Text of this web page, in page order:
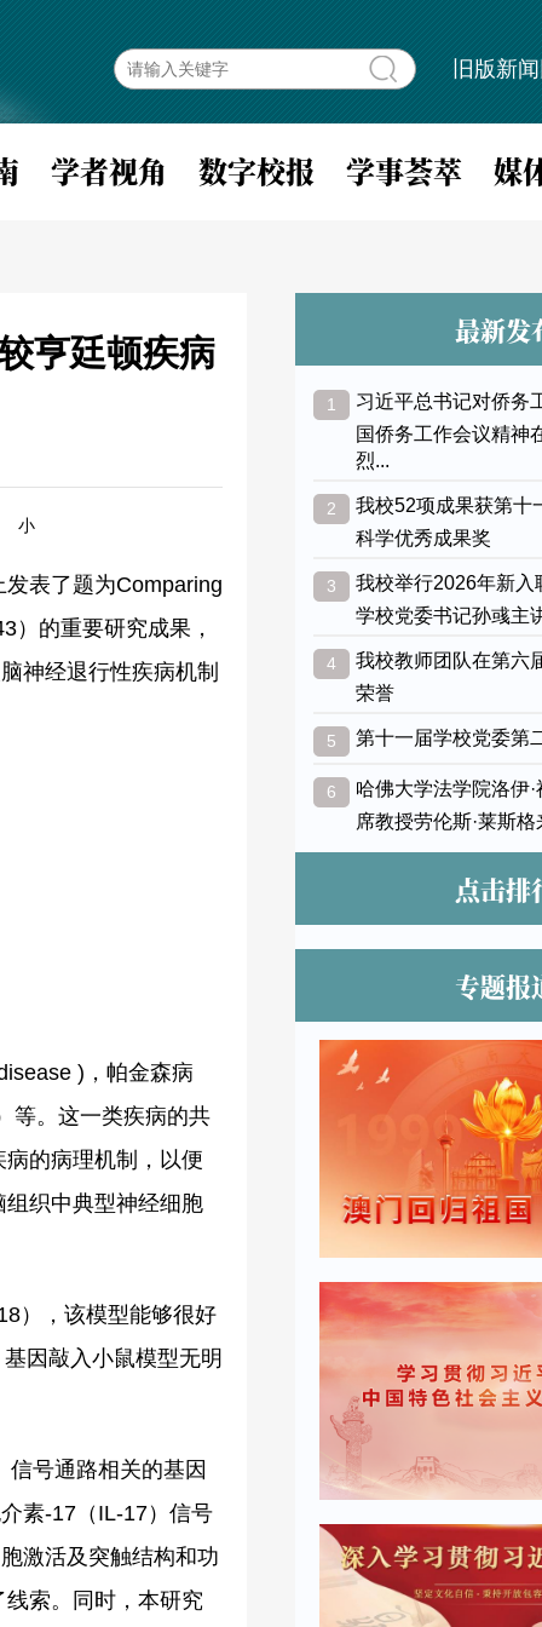
旧版新
学者视角 数字校报 学事荟萃 媒
亨廷顿疾病
小
表了题为Comparing
）的重要研究成果，
神经退行性疾病机制
)，帕金森病
等。这一类疾病的共
的病理机制，以便
织中典型神经细胞
），该模型能够很好
因敲入小鼠模型无明
号通路相关的基因
素-17（IL-17）信号
激活及突触结构和功
索。同时，本研究
最新发
1 习近平总书记对侨务
国侨务工作会议精神
烈...
2 我校52项成果获第十
科学优秀成果奖
3 我校举行2026年新入
学校党委书记孙彧主
4 我校教师团队在第六
荣誉
5 第十一届学校党委第
6 哈佛大学法学院洛伊
席教授劳伦斯·莱斯
点击排
专题报